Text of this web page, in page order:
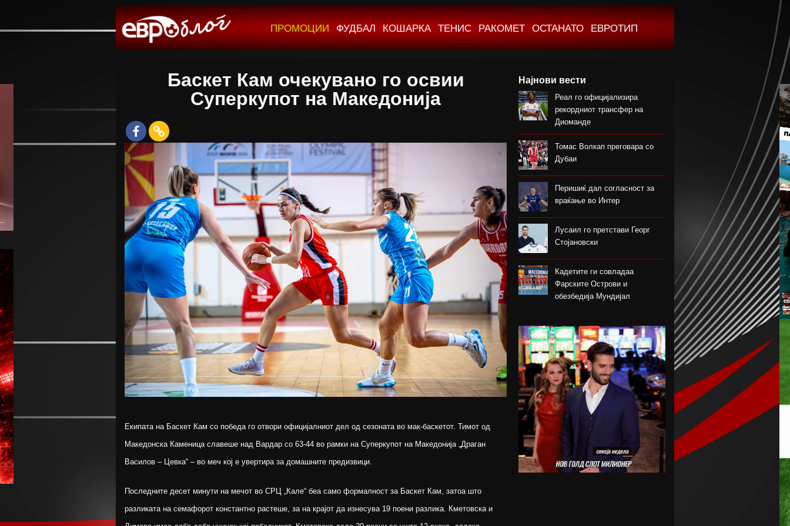
ПРОМОЦИИ ФУДБАЛ КОШАРКА ТЕНИС РАКОМЕТ ОСТАНАТО ЕВРОТИП
Баскет Кам очекувано го освии
Суперкупот на Македонија
Екипата на Баскет Кам со победа го отвори официјалниот дел од сезоната во мак-баскетот. Тимот од
Македонска Каменица славеше над Вардар со 63-44 во рамки на Суперкупот на Македонија „Драган
Василов – Цевка“ – во меч кој е увертира за домашните предизвици.
Последните десет минути на мечот во СРЦ „Кале“ беа само формалност за Баскет Кам, затоа што
разликата на семафорот константно растеше, за на крајот да изнесува 19 поени разлика. Кметовска и
Најнови вести
Реал го официјализира
рекордниот трансфер на
Диоманде
Томас Волкап преговара со
Дубаи
Перишиќ дал согласност за
враќање во Интер
Лусаил го претстави Георг
Стојановски
Кадетите ги совладаа
Фарските Острови и
обезбедија Мундијал
Интер
Лара Гут Бехрами означи крај
на скијачката кариера
Меси со два гола се врати во
дресот на Интер Мајами по
Мундијалот
Шенгелија плати еден милион
и се ослободи од Барселона